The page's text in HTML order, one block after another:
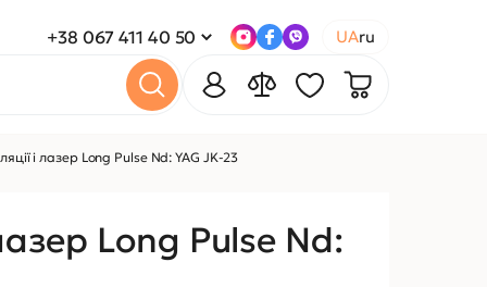
+38 067 411 40 50 UAru
і лазер Long Pulse Nd: YAG JK-23
Long Pulse Nd: